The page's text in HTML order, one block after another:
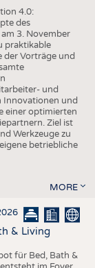
4.0:
des
3. November
praktikable
Vorträge und
und
Innovationen und
einer optimierten
Ziel ist
Werkzeuge zu
betriebliche
MORE
& Living
für Bed, Bath &